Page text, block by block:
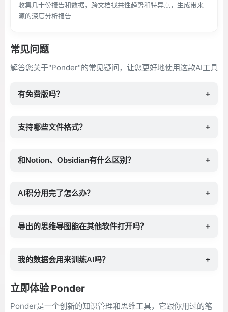
收集几十份报告和数据，跨文档找共性趋势和特异点，生成带来
源的深度分析报告
常见问题
解答您关于"Ponder"的常见疑问，让您更好地使用这款AI工具
有免费版吗？ +
支持哪些文件格式？ +
和Notion、Obsidian有什么区别？ +
AI积分用完了怎么办？ +
导出的思维导图能在其他软件打开吗？ +
我的数据会用来训练AI吗？ +
立即体验 Ponder
Ponder是一个创新的知识管理和思维工具，它跟你用过的笔